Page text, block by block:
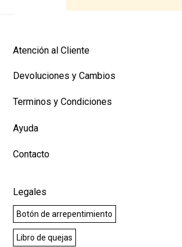
Atención al Cliente
Devoluciones y Cambios
Terminos y Condiciones
Ayuda
Contacto
Legales
Botón de arrepentimiento
Libro de quejas